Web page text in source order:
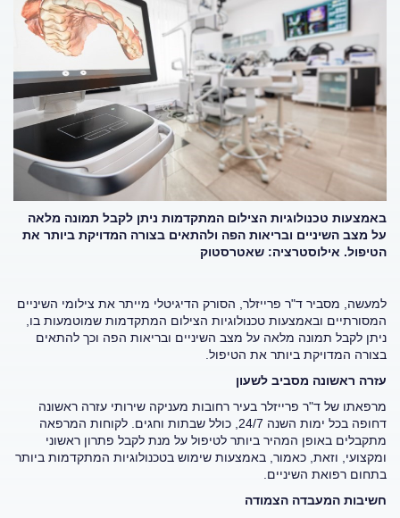
באמצעות טכנולוגיות הצילום המתקדמות ניתן לקבל תמונה מלאה
על מצב השיניים ובריאות הפה ולהתאים בצורה המדויקת ביותר את
הטיפול. אילוסטרציה: שאטרסטוק
למעשה, מסביר ד"ר פרייזלר, הסורק הדיגיטלי מייתר את צילומי השיניים
המסורתיים ובאמצעות טכנולוגיות הצילום המתקדמות שמוטמעות בו,
ניתן לקבל תמונה מלאה על מצב השיניים ובריאות הפה וכך להתאים
בצורה המדויקת ביותר את הטיפול.
עזרה ראשונה מסביב לשעון
מרפאתו של ד"ר פרייזלר בעיר רחובות מעניקה שירותי עזרה ראשונה
דחופה בכל ימות השנה 24/7, כולל שבתות וחגים. לקוחות המרפאה
מתקבלים באופן המהיר ביותר לטיפול על מנת לקבל פתרון ראשוני
ומקצועי, וזאת, כאמור, באמצעות שימוש בטכנולוגיות המתקדמות ביותר
בתחום רפואת השיניים.
חשיבות המעבדה הצמודה